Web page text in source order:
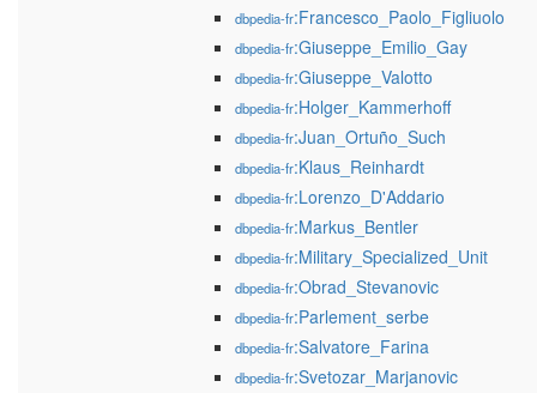
dbpedia-fr:Francesco_Paolo_Figliuolo
dbpedia-fr:Giuseppe_Emilio_Gay
dbpedia-fr:Giuseppe_Valotto
dbpedia-fr:Holger_Kammerhoff
dbpedia-fr:Juan_Ortuño_Such
dbpedia-fr:Klaus_Reinhardt
dbpedia-fr:Lorenzo_D'Addario
dbpedia-fr:Markus_Bentler
dbpedia-fr:Military_Specialized_Unit
dbpedia-fr:Obrad_Stevanovic
dbpedia-fr:Parlement_serbe
dbpedia-fr:Salvatore_Farina
dbpedia-fr:Svetozar_Marjanovic